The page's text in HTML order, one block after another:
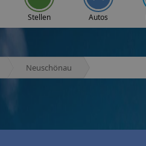
Stellen Autos
Neuschönau